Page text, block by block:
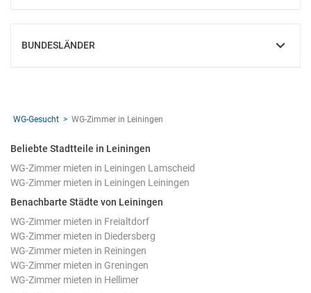
BUNDESLÄNDER
EINBLENDEN
WG-Gesucht WG-Zimmer in Leiningen
Beliebte Stadtteile in Leiningen
WG-Zimmer mieten in Leiningen Lamscheid
WG-Zimmer mieten in Leiningen Leiningen
Benachbarte Städte von Leiningen
WG-Zimmer mieten in Freialtdorf
WG-Zimmer mieten in Diedersberg
WG-Zimmer mieten in Reiningen
WG-Zimmer mieten in Greningen
WG-Zimmer mieten in Hellimer